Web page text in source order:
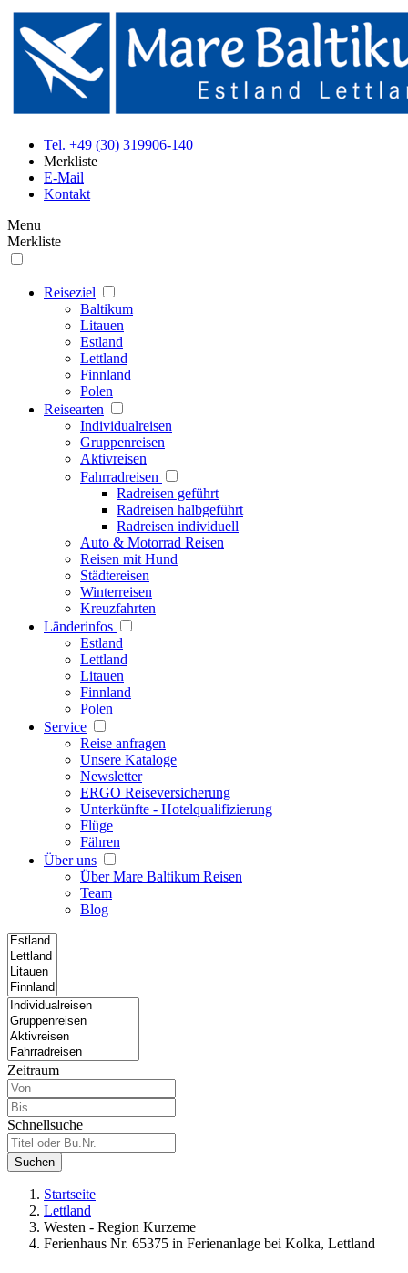
Tel. +49 (30) 319906-140
Merkliste
E-Mail
Kontakt
Menu
Merkliste
Reiseziel
Baltikum
Litauen
Estland
Lettland
Finnland
Polen
Reisearten
Individualreisen
Gruppenreisen
Aktivreisen
Fahrradreisen
Radreisen geführt
Radreisen halbgeführt
Radreisen individuell
Auto & Motorrad Reisen
Reisen mit Hund
Städtereisen
Winterreisen
Kreuzfahrten
Länderinfos
Estland
Lettland
Litauen
Finnland
Polen
Service
Reise anfragen
Unsere Kataloge
Newsletter
ERGO Reiseversicherung
Unterkünfte - Hotelqualifizierung
Flüge
Fähren
Über uns
Über Mare Baltikum Reisen
Team
Blog
Zeitraum
Schnellsuche
Suchen
Startseite
Lettland
Westen - Region Kurzeme
Ferienhaus Nr. 65375 in Ferienanlage bei Kolka, Lettland